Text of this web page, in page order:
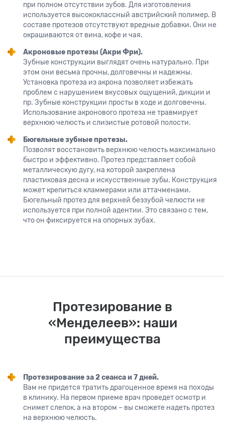
при полном отсутствии зубов. Для изготовления
используется высококлассный австрийский полимер. В
составе протезов отсутствуют вредные добавки. Они не
окрашиваются от вина, кофе и чая.
Акроновые протезы (Акри Фри).
Зубные конструкции выглядят очень натурально. При
этом они весьма прочны, долговечны и надежны.
Установка протеза из акрона позволяет избежать
проблем с нарушением вкусовых ощущений, дикции и
пр. Зубные конструкции просты в ходе и долговечны.
Использование акронового протеза не травмирует
верхнюю челюсть и слизистые ротовой полости.
Бюгельные зубные протезы.
Позволят восстановить верхнюю челюсть максимально
быстро и эффективно. Протез представляет собой
металлическую дугу, на которой закреплена
пластиковая десна и искусственные зубы. Конструкция
может крепиться кламмерами или аттачменами.
Бюгельный протез для верхней беззубой челюсти не
используется при полной адентии. Это связано с тем,
что он фиксируется на опорных зубах.
Протезирование в
«Менделеев»: наши
преимущества
Протезирование за 2 сеанса и 7 дней.
Вам не придется тратить драгоценное время на походы
в клинику. На первом приеме врач проведет осмотр и
снимет слепок, а на втором – вы сможете надеть протез
на верхнюю челюсть.